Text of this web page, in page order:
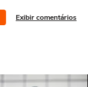
Exibir comentários